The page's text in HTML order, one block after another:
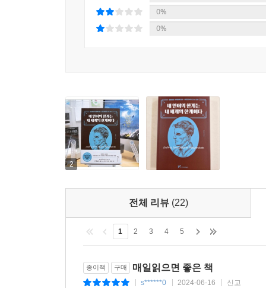
0%
0%
2
전체 리뷰 (22)
1 2 3 4 5
종이책 구매 매일읽으면 좋은 책
s******0 2024-06-16 신고